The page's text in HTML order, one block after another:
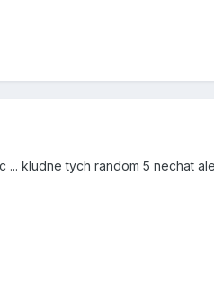
... kludne tych random 5 nechat